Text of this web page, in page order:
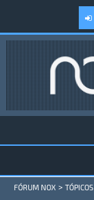
FÓRUM NOX >